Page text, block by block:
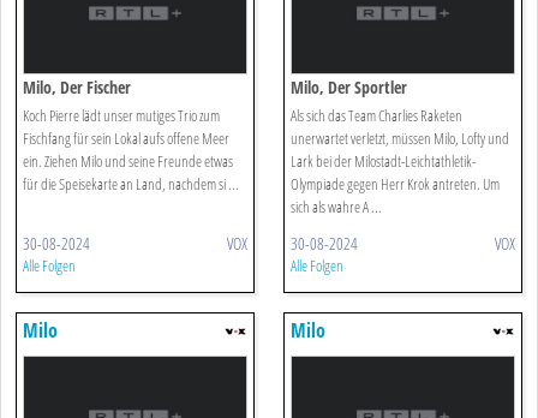
Milo, Der Fischer
Koch Pierre lädt unser mutiges Trio zum
Fischfang für sein Lokal aufs offene Meer
ein. Ziehen Milo und seine Freunde etwas
für die Speisekarte an Land, nachdem si ...
30-08-2024 VOX
Alle Folgen
Milo, Der Sportler
Als sich das Team Charlies Raketen
unerwartet verletzt, müssen Milo, Lofty und
Lark bei der Milostadt-Leichtathletik-
Olympiade gegen Herr Krok antreten. Um
sich als wahre A ...
30-08-2024 VOX
Alle Folgen
Milo Milo